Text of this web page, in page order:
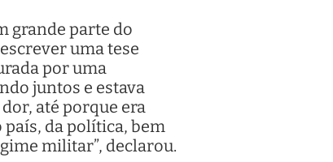
grande parte do
uma tese
por uma
juntos e estava
até porque era
país, da política, bem
militar”, declarou.